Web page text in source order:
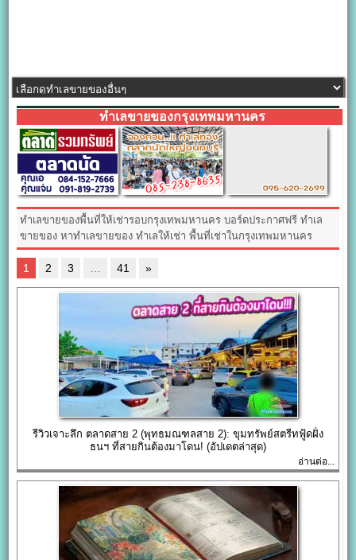
ทำเลขายของกรุงเทพมหานคร
ทำเลขายของพื้นที่ให้เช่ารอบกรุงเทพมหานคร บอร์ดประกาศฟรี ทำเล
ขายของ หาทำเลขายของ ทำเลให้เช่า พื้นที่เช่าในกรุงเทพมหานคร
1 2 3 41 »
รีวิวเจาะลึก ตลาดสาย 2 (พุทธมณฑลสาย 2): ขุมทรัพย์สตรีทฟู้ดฝั่ง
ธนฯ ที่สายกินต้องมาโดน! (อัปเดตล่าสุด)
อ่านต่อ...